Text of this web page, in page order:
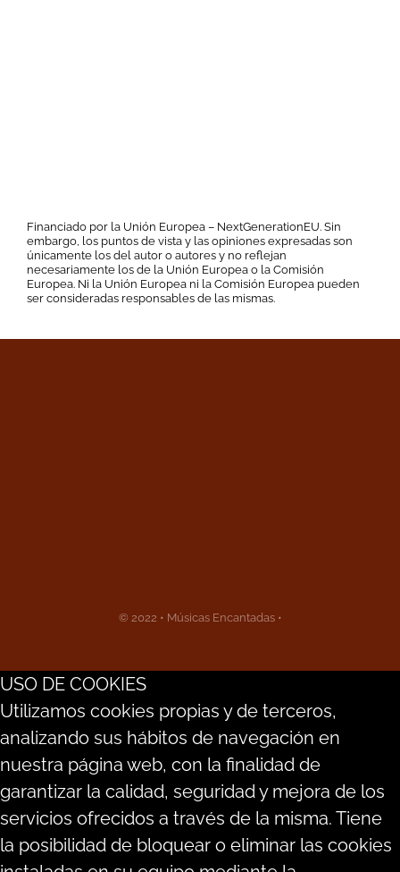
Financiado por la Unión Europea – NextGenerationEU. Sin
embargo, los puntos de vista y las opiniones expresadas son
únicamente los del autor o autores y no reflejan
necesariamente los de la Unión Europea o la Comisión
Europea. Ni la Unión Europea ni la Comisión Europea pueden
ser consideradas responsables de las mismas.
© 2022 • Músicas Encantadas •
USO DE COOKIES
Utilizamos cookies propias y de terceros,
analizando sus hábitos de navegación en
nuestra página web, con la finalidad de
garantizar la calidad, seguridad y mejora de los
servicios ofrecidos a través de la misma. Tiene
la posibilidad de bloquear o eliminar las cookies